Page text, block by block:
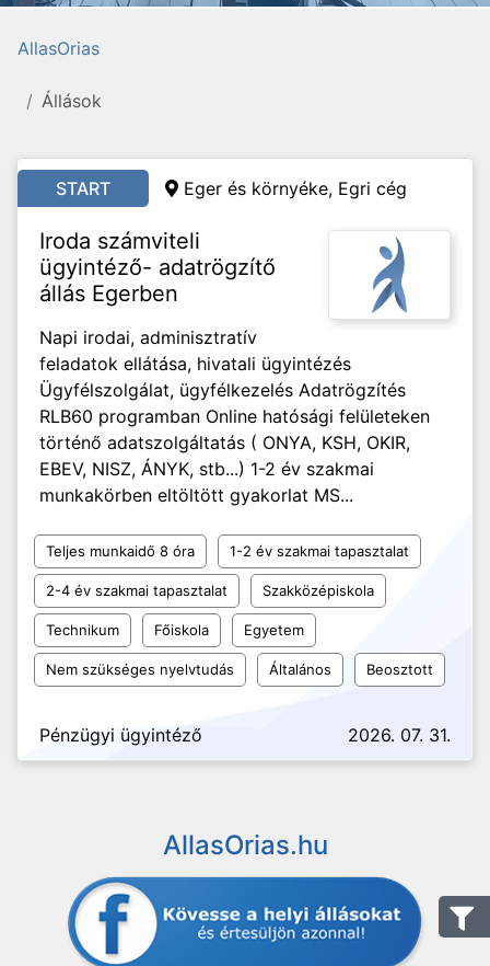
AllasOrias
Állások
START Eger és környéke, Egri cég
Iroda számviteli
ügyintéző- adatrögzítő
állás Egerben
Napi irodai, adminisztratív
feladatok ellátása, hivatali ügyintézés
Ügyfélszolgálat, ügyfélkezelés Adatrögzítés
RLB60 programban Online hatósági felületeken
történő adatszolgáltatás ( ONYA, KSH, OKIR,
EBEV, NISZ, ÁNYK, stb...) 1-2 év szakmai
munkakörben eltöltött gyakorlat MS...
Teljes munkaidő 8 óra 1-2 év szakmai tapasztalat
2-4 év szakmai tapasztalat Szakközépiskola
Technikum Főiskola Egyetem
Nem szükséges nyelvtudás Általános Beosztott
Pénzügyi ügyintéző 2026. 07. 31.
AllasOrias.hu